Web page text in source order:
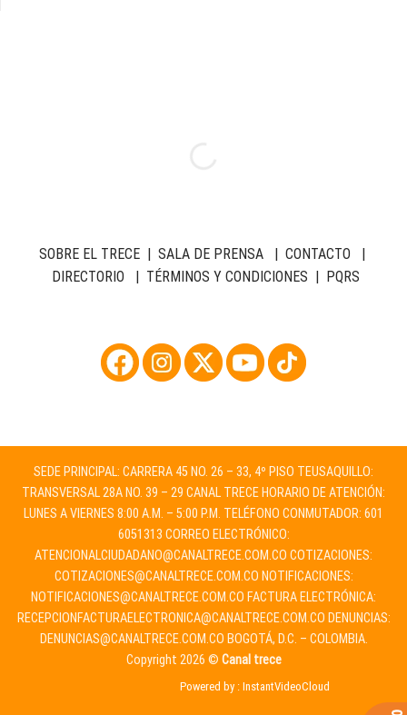
SOBRE EL TRECE| SALA DE PRENSA| CONTACTO
DIRECTORIO
TÉRMINOS Y CONDICIONES PQRS
SEDE PRINCIPAL: CARRERA 45 NO. 26 – 33, 4º PISO TEUSAQUILLO:
TRANSVERSAL 28A NO. 39 – 29 CANAL TRECE HORARIO DE ATENCIÓN:
LUNES A VIERNES 8:00 A.M. – 5:00 P.M. TELÉFONO CONMUTADOR: 601
6051313 CORREO ELECTRÓNICO:
ATENCIONALCIUDADANO@CANALTRECE.COM.CO COTIZACIONES:
COTIZACIONES@CANALTRECE.COM.CO NOTIFICACIONES:
NOTIFICACIONES@CANALTRECE.COM.CO FACTURA ELECTRÓNICA:
RECEPCIONFACTURAELECTRONICA@CANALTRECE.COM.CO DENUNCIAS:
DENUNCIAS@CANALTRECE.COM.CO BOGOTÁ, D.C. – COLOMBIA.
Copyright 2026 © Canal trece
Powered by : InstantVideoCloud